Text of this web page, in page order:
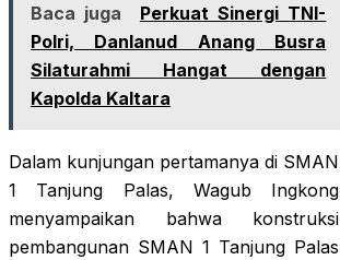
Baca juga
Perkuat Sinergi TNI-
Polri, Danlanud Anang Busra
Silaturahmi Hangat dengan
Kapolda Kaltara
Dalam kunjungan pertamanya di SMAN
1 Tanjung Palas, Wagub Ingkong
menyampaikan bahwa konstruksi
pembangunan SMAN 1 Tanjung Palas